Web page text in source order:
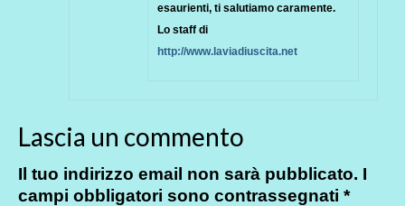
esaurienti, ti salutiamo caramente.
Lo staff di
http://www.laviadiuscita.net
Lascia un commento
Il tuo indirizzo email non sarà pubblicato. I
campi obbligatori sono contrassegnati *